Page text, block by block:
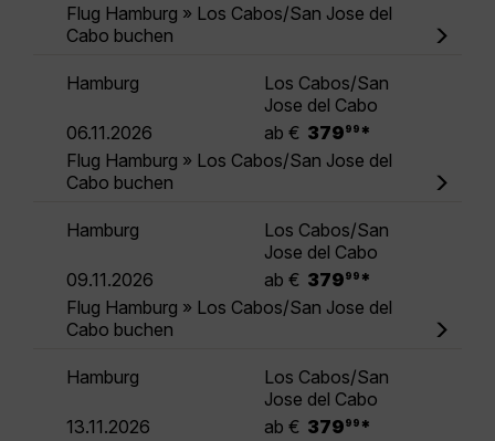
Flug Hamburg » Los Cabos/San Jose del
Cabo buchen
Hamburg
Los Cabos/San
Jose del Cabo
06.11.2026
ab € 379 99 *
Flug Hamburg » Los Cabos/San Jose del
Cabo buchen
Hamburg
Los Cabos/San
Jose del Cabo
09.11.2026
ab € 379 99 *
Flug Hamburg » Los Cabos/San Jose del
Cabo buchen
Hamburg
Los Cabos/San
Jose del Cabo
13.11.2026
ab € 379 99 *